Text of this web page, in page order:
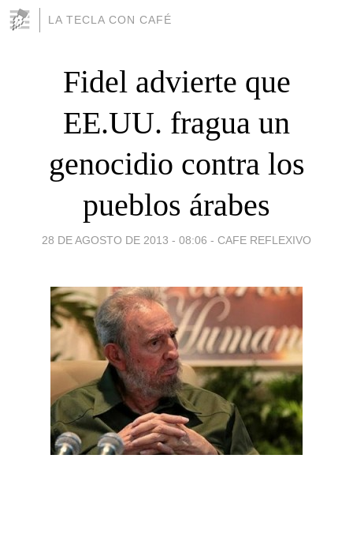
LA TECLA CON CAFÉ
Fidel advierte que
EE.UU. fragua un
genocidio contra los
pueblos árabes
28 DE AGOSTO DE 2013 - 08:06 - CAFE REFLEXIVO